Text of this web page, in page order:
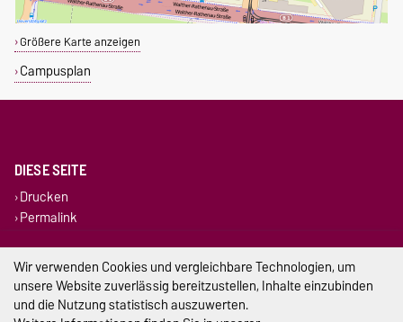
Größere Karte anzeigen
Campusplan
DIESE SEITE
Drucken
Permalink
Impressum
Datenschutz
Wir verwenden Cookies und vergleichbare Technologien, um
unsere Website zuverlässig bereitzustellen, Inhalte einzubinden
und die Nutzung statistisch auszuwerten.